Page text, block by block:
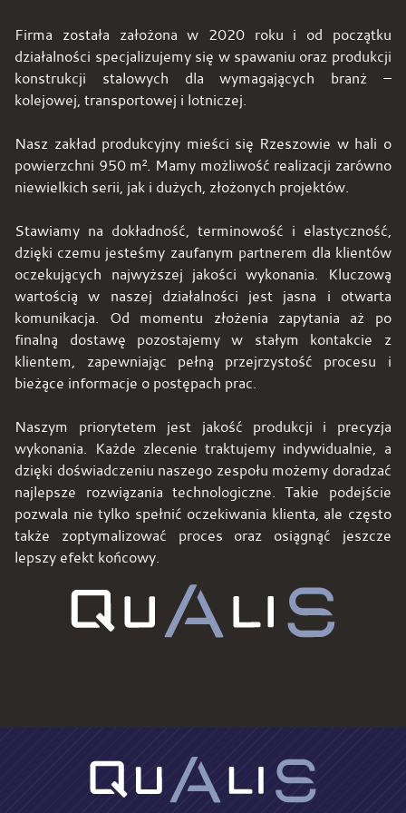
Firma została założona w 2020 roku i od początku
działalności specjalizujemy się w spawaniu oraz produkcji
konstrukcji stalowych dla wymagających branż –
kolejowej, transportowej i lotniczej.
Nasz zakład produkcyjny mieści się Rzeszowie w hali o
powierzchni 950 m². Mamy możliwość realizacji zarówno
niewielkich serii, jak i dużych, złożonych projektów.
Stawiamy na dokładność, terminowość i elastyczność,
dzięki czemu jesteśmy zaufanym partnerem dla klientów
oczekujących najwyższej jakości wykonania. Kluczową
wartością w naszej działalności jest jasna i otwarta
komunikacja. Od momentu złożenia zapytania aż po
finalną dostawę pozostajemy w stałym kontakcie z
klientem, zapewniając pełną przejrzystość procesu i
bieżące informacje o postępach prac.
Naszym priorytetem jest jakość produkcji i precyzja
wykonania. Każde zlecenie traktujemy indywidualnie, a
dzięki doświadczeniu naszego zespołu możemy doradzać
najlepsze rozwiązania technologiczne. Takie podejście
pozwala nie tylko spełnić oczekiwania klienta, ale często
także zoptymalizować proces oraz osiągnąć jeszcze
lepszy efekt końcowy.